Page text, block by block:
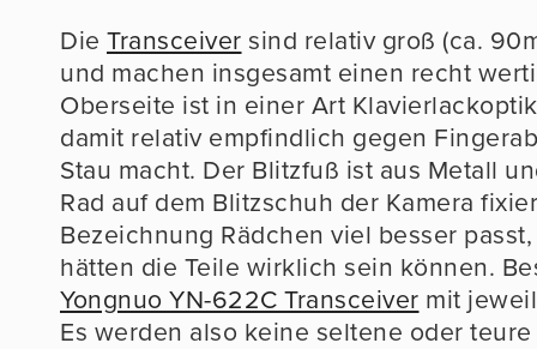
Die Transceiver sind relativ groß (ca.
und machen insgesamt einen recht
Oberseite ist in einer Art
damit relativ empfindlich gegen
Stau macht. Der Blitzfuß ist aus Metall
Rad auf dem Blitzschuh der Kamera
Bezeichnung Rädchen viel besser
hätten die Teile wirklich sein können.
Yongnuo YN-622C Transceiver mit
Es werden also keine seltene oder